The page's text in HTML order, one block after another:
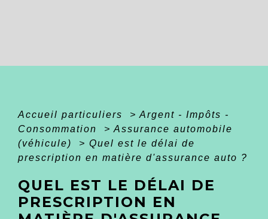
Accueil particuliers > Argent - Impôts -
Consommation
> Assurance automobile
(véhicule)
> Quel est le délai de
prescription en matière d'assurance auto ?
QUEL EST LE DÉLAI DE
PRESCRIPTION EN